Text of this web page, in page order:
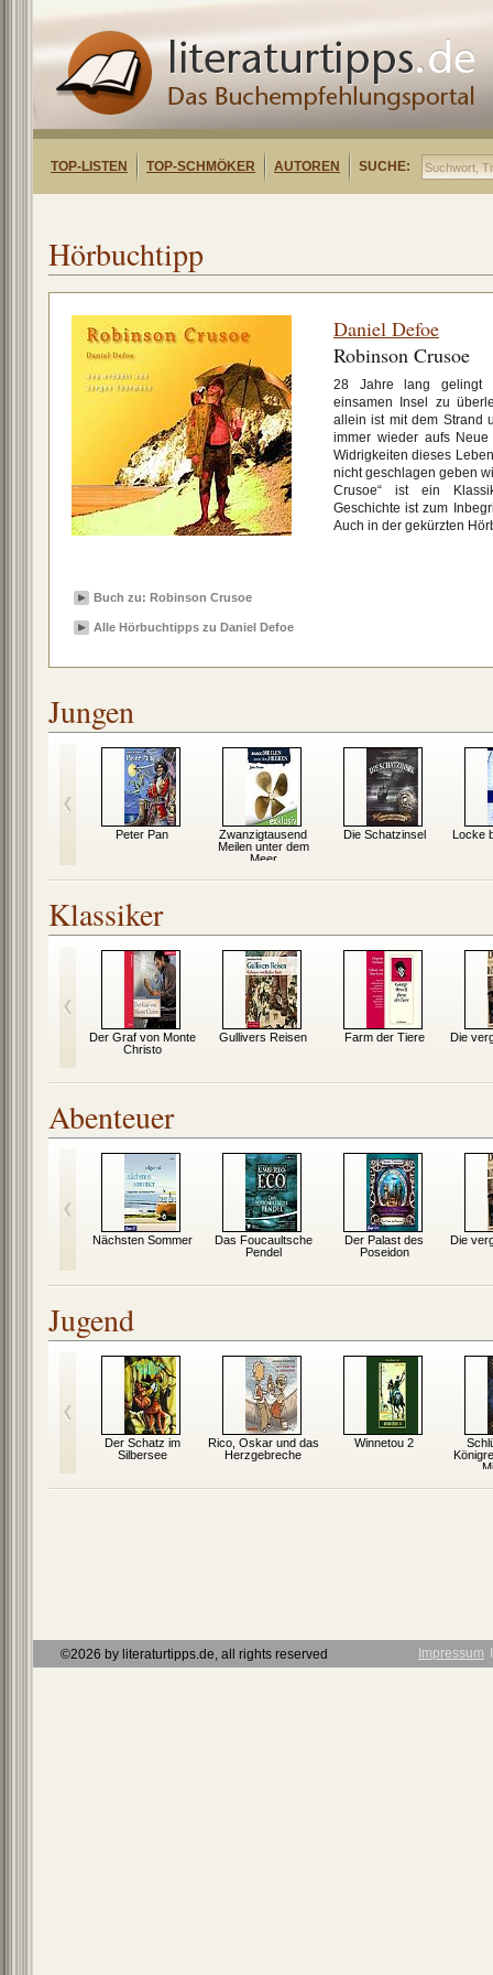
TOP-LISTEN TOP-SCHMÖKER AUTOREN SUCHE:
Hörbuchtipp
Daniel Defoe
Robinson Crusoe
28 Jahre lang gelingt
einsamen Insel zu
allein ist mit dem Strand
immer wieder aufs
Widrigkeiten dieses
nicht geschlagen geben
Crusoe“ ist ein
Geschichte ist zum
Auch in der gekürzten
Buch zu: Robinson Crusoe
Alle Hörbuchtipps zu Daniel Defoe
Jungen
Peter Pan
Zwanzigtausend
Meilen unter dem
Meer
Die Schatzinsel Locke
Klassiker
Der Graf von Monte
Christo
Gullivers Reisen Farm der Tiere Die
Abenteuer
Nächsten Sommer
Das Foucaultsche
Pendel
Der Palast des
Poseidon
Die
Jugend
Der Schatz im
Silbersee
Rico, Oskar und das
Herzgebreche
Winnetou 2
©2026 by literaturtipps.de, all rights reserved Impressum